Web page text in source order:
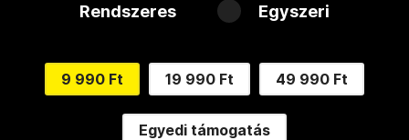
Rendszeres Egyszeri
9 990 Ft 19 990 Ft 49 990 Ft
Egyedi támogatás